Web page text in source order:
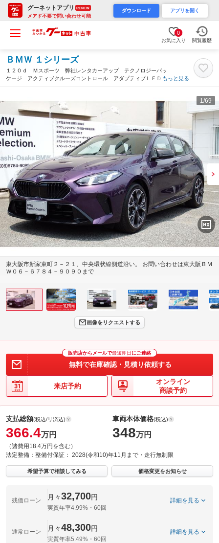
グーネットアプリ RENEW
メアド不要で問い合わせ可能
ダウンロード アプリを開く
0
お気に入り 閲覧履歴
ＢＭＷ １シリーズ
１２０ｄ Ｍスポーツ 弊社レンタカーアップ テクノロジーパッ
ケージ アクティブクルーズコントロール アダプティブＬＥＤヘ
ッドライト ヘッドアップディスプレイ ＨＤＤナビ 全方位カメ
もっと見る
1 /69
東大阪市新家東町２－２１、中央環状線側道沿い。 お問い合わせは東大阪ＢＭ
Ｗ０６－６７８４－９０９０まで
画像をリクエストする
販売店からメールで最短即日 にご連絡
無料で在庫確認・見積り依頼する
来店予約
オンライン
商談予約
支払総額(税込/リ済込)
366.4万円
（諸費用18.4万円を含む）
車両本体価格(税込)
348万円
法定整備： 整備付保証： 2028(令和10)年11月まで・走行無制限
希望予算で相談してみる 価格変更をお知らせ
残価ローン 月々32,700円
実質年率4.99%・60回
詳細を見る
通常ローン 月々48,300円
実質年率5.49%・60回
詳細を見る